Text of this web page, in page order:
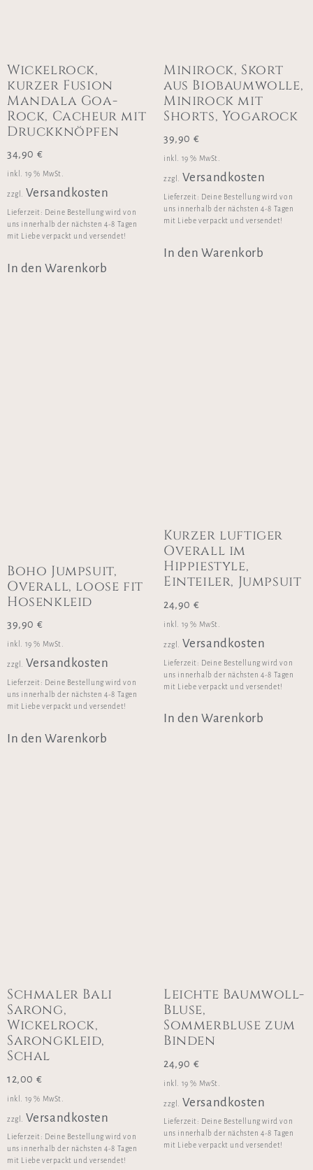
Wickelrock,
kurzer Fusion
Mandala Goa-
Rock, Cacheur mit
Druckknöpfen
34,90 €
inkl. 19 % MwSt.
zzgl. Versandkosten
Lieferzeit: Deine Bestellung wird von
uns innerhalb der nächsten 4-8 Tagen
mit Liebe verpackt und versendet!
In den Warenkorb
Minirock, Skort
aus Biobaumwolle,
Minirock mit
Shorts, Yogarock
39,90 €
inkl. 19 % MwSt.
zzgl. Versandkosten
Lieferzeit: Deine Bestellung wird von
uns innerhalb der nächsten 4-8 Tagen
mit Liebe verpackt und versendet!
In den Warenkorb
Boho Jumpsuit,
Overall, loose fit
Hosenkleid
39,90 €
inkl. 19 % MwSt.
zzgl. Versandkosten
Lieferzeit: Deine Bestellung wird von
uns innerhalb der nächsten 4-8 Tagen
mit Liebe verpackt und versendet!
In den Warenkorb
Kurzer luftiger
Overall im
Hippiestyle,
Einteiler, Jumpsuit
24,90 €
inkl. 19 % MwSt.
zzgl. Versandkosten
Lieferzeit: Deine Bestellung wird von
uns innerhalb der nächsten 4-8 Tagen
mit Liebe verpackt und versendet!
In den Warenkorb
Schmaler Bali
Sarong,
Wickelrock,
Sarongkleid,
Schal
12,00 €
inkl. 19 % MwSt.
zzgl. Versandkosten
Lieferzeit: Deine Bestellung wird von
uns innerhalb der nächsten 4-8 Tagen
mit Liebe verpackt und versendet!
Leichte Baumwoll-
Bluse,
Sommerbluse zum
Binden
24,90 €
inkl. 19 % MwSt.
zzgl. Versandkosten
Lieferzeit: Deine Bestellung wird von
uns innerhalb der nächsten 4-8 Tagen
mit Liebe verpackt und versendet!